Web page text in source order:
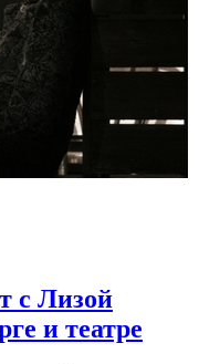
с Лизой
и театре